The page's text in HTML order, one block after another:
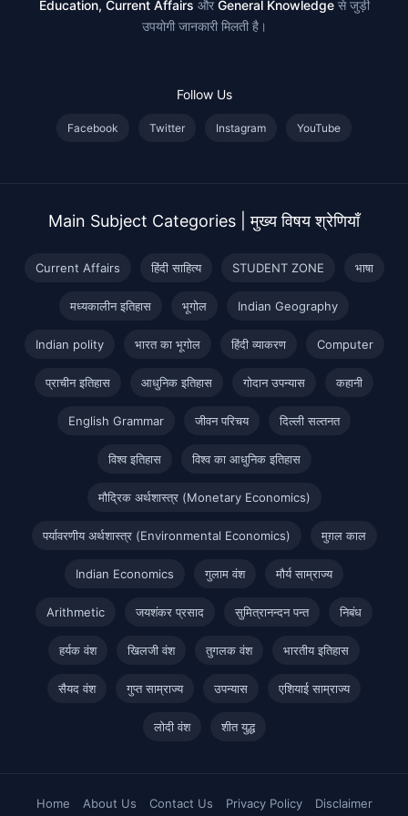
Education, Current Affairs और General Knowledgeसे जुड़ी
उपयोगी जानकारी मिलती है।
Follow Us
Facebook Twitter Instagram YouTube
Main Subject Categories | मुख्य विषय श्रेणियाँ
Current Affairs हिंदी साहित्य STUDENT ZONE भाषा
मध्यकालीन इतिहास भूगोल Indian Geography
Indian polity भारत का भूगोल हिंदी व्याकरण Computer
प्राचीन इतिहास आधुनिक इतिहास गोदान उपन्यास कहानी
English Grammar जीवन परिचय दिल्ली सल्तनत
विश्व इतिहास विश्व का आधुनिक इतिहास
मौद्रिक अर्थशास्त्र (Monetary Economics)
पर्यावरणीय अर्थशास्त्र (Environmental Economics) मुग़ल काल
Indian Economics गुलाम वंश मौर्य साम्राज्य
Arithmetic जयशंकर प्रसाद सुमित्रानन्दन पन्त निबंध
हर्यक वंश खिलजी वंश तुगलक वंश भारतीय इतिहास
सैयद वंश गुप्त साम्राज्य उपन्यास एशियाई साम्राज्य
लोदी वंश शीत युद्ध
Home About Us Contact Us Privacy Policy Disclaimer